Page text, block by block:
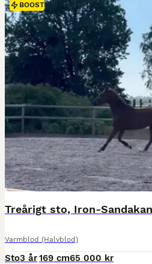
BOOST
Treårigt sto, Iron-
Varmblod (Halvblod)
Sto3 år169 cm65 000 kr